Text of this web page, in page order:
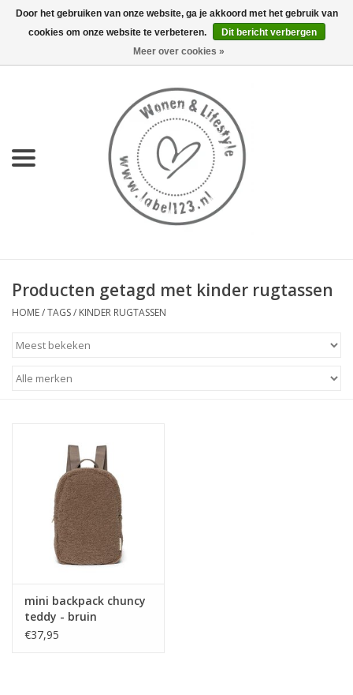
0 Artikelen - €0,00
KEUKEN
LIFESTYLE
MEUBELS
STATIONARY
KAMERS
ALGEMEEN
Merken
Producten getagd met kinder rugtassen
HOME/TAGS/ KINDER RUGTASSEN
mini backpack chuncy
teddy - bruin
€37,95
Door het gebruiken van onze website, ga je akkoord met het gebruik van
cookies om onze website te verbeteren.
Dit bericht verbergen
Meer over cookies »